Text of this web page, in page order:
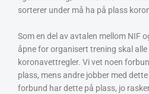
sorterer under må ha på plass
Som en del av avtalen mellom NIF
åpne for organisert trening skal
koronavettregler. Vi vet noen
plass, mens andre jobber med
forbund har dette på plass, jo